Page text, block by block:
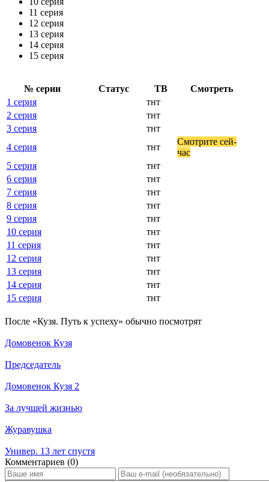
11 серия
12 серия
13 серия
14 серия
15 серия
№ се­рии Ста­тус ТВ
Смот­реть
1 серия
тнт
2 серия
тнт
3 серия
тнт
4 серия
тнт
Смот­ри­те сей­
час
5 серия
тнт
6 серия
тнт
7 серия
тнт
8 серия
тнт
9 серия
тнт
10 серия
тнт
11 серия
тнт
12 серия
тнт
13 серия
тнт
14 серия
тнт
15 серия
тнт
По­сле «Кузя. Путь к успеху» обыч­но по­смот­рят
Домовенок Кузя
Председатель
Домовенок Кузя 2
За лучшей жизнью
Журавушка
Универ. 13 лет спустя
Ком­мен­та­ри­ев (0)